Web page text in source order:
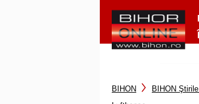
BIHON BIHON